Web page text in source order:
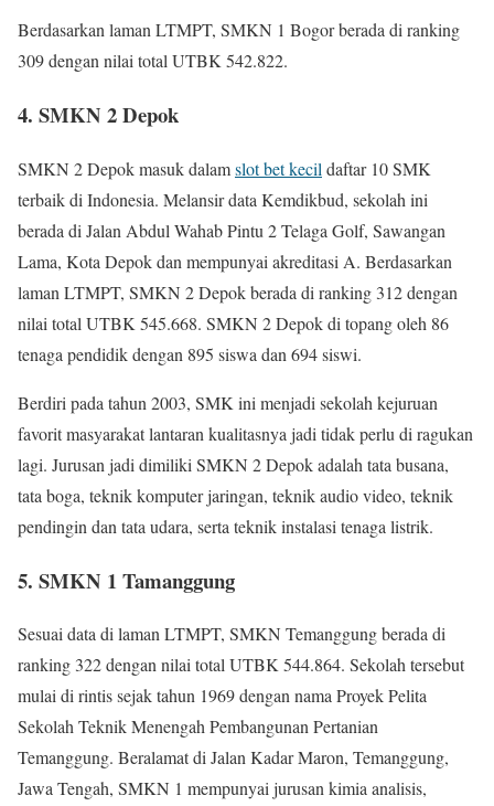
Berdasarkan laman LTMPT, SMKN 1 Bogor berada di ranking
309 dengan nilai total UTBK 542.822.
4. SMKN 2 Depok
SMKN 2 Depok masuk dalamslot bet kecil daftar 10 SMK
terbaik di Indonesia. Melansir data Kemdikbud, sekolah ini
berada di Jalan Abdul Wahab Pintu 2 Telaga Golf, Sawangan
Lama, Kota Depok dan mempunyai akreditasi A. Berdasarkan
laman LTMPT, SMKN 2 Depok berada di ranking 312 dengan
nilai total UTBK 545.668. SMKN 2 Depok di topang oleh 86
tenaga pendidik dengan 895 siswa dan 694 siswi.
Berdiri pada tahun 2003, SMK ini menjadi sekolah kejuruan
favorit masyarakat lantaran kualitasnya jadi tidak perlu di ragukan
lagi. Jurusan jadi dimiliki SMKN 2 Depok adalah tata busana,
tata boga, teknik komputer jaringan, teknik audio video, teknik
pendingin dan tata udara, serta teknik instalasi tenaga listrik.
5. SMKN 1 Tamanggung
Sesuai data di laman LTMPT, SMKN Temanggung berada di
ranking 322 dengan nilai total UTBK 544.864. Sekolah tersebut
mulai di rintis sejak tahun 1969 dengan nama Proyek Pelita
Sekolah Teknik Menengah Pembangunan Pertanian
Temanggung. Beralamat di Jalan Kadar Maron, Temanggung,
Jawa Tengah, SMKN 1 mempunyai jurusan kimia analisis,